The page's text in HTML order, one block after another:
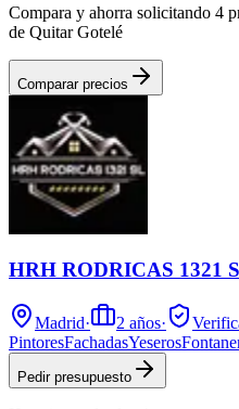
Compara y ahorra solicitando 4
de Quitar Gotelé
Comparar precios
HRH RODRICAS 1321
Madrid· 2 años·
PintoresFachadasYeseros
Pedir presupuesto